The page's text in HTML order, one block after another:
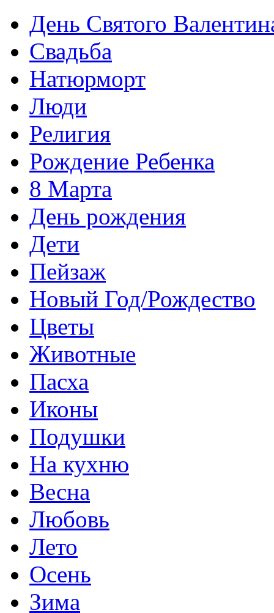
День Святого
Свадьба
Натюрморт
Люди
Религия
Рождение Ребенка
8 Марта
День рождения
Дети
Пейзаж
Новый Год/Рождество
Цветы
Животные
Пасха
Иконы
Подушки
На кухню
Весна
Любовь
Лето
Осень
Зима